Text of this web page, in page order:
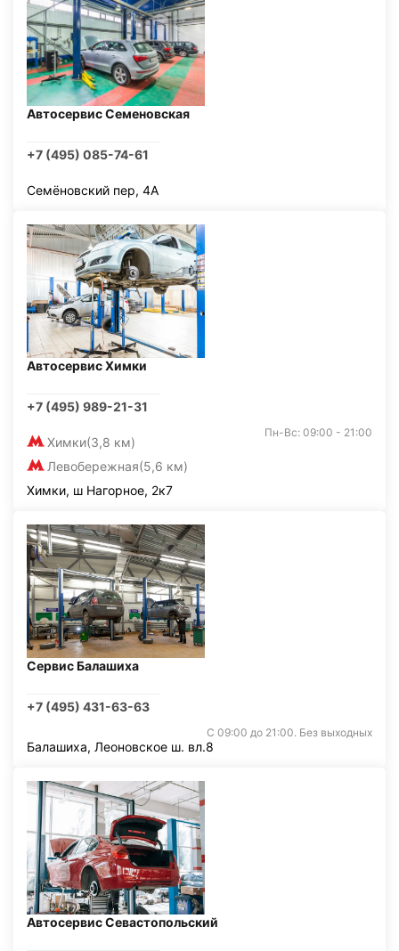
Автосервис Семеновская
+7 (495) 085-74-61
Семёновский пер, 4А
Автосервис Химки
+7 (495) 989-21-31
Химки(3,8 км)
Левобережная(5,6 км)
Пн-Вс: 09:00 - 21:00
Химки, ш Нагорное, 2к7
Сервис Балашиха
+7 (495) 431-63-63
С 09:00 до 21:00. Без выходных
Балашиха, Леоновское ш. вл.8
Автосервис Севастопольский